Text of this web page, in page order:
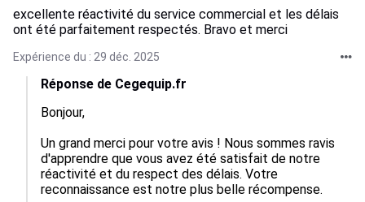
excellente réactivité du service commercial et les délais
ont été parfaitement respectés. Bravo et merci
Expérience du : 29 déc. 2025
Réponse de Cegequip.fr
Bonjour,
Un grand merci pour votre avis ! Nous sommes ravis
d'apprendre que vous avez été satisfait de notre
réactivité et du respect des délais. Votre
reconnaissance est notre plus belle récompense.